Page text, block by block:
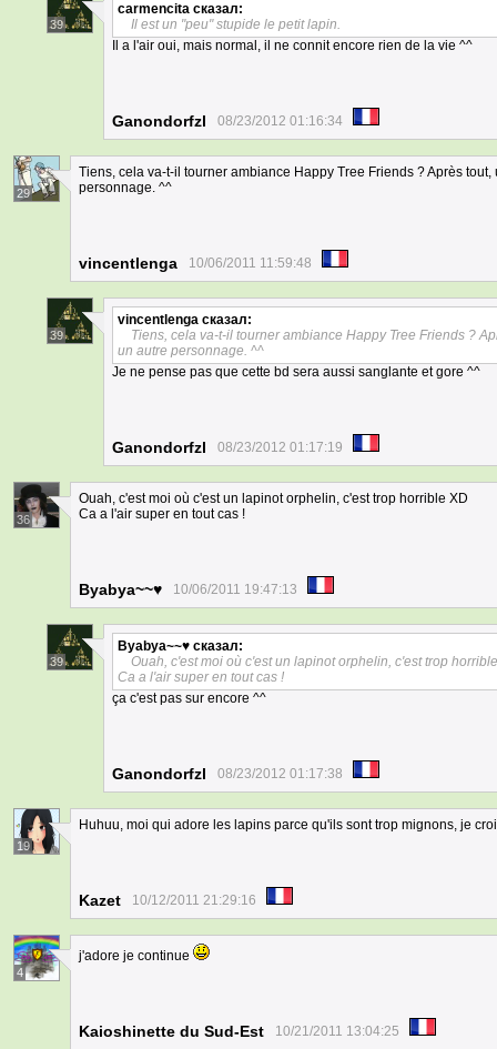
39
carmencita сказал:
Il est un "peu" stupide le petit lapin.
Il a l'air oui, mais normal, il ne connit encore rien de la vie ^^
Ganondorfzl 08/23/2012 01:16:34
29
Tiens, cela va-t-il tourner ambiance Happy Tree Friends ? Après
personnage. ^^
vincentlenga 10/06/2011 11:59:48
39
vincentlenga сказал:
Tiens, cela va-t-il tourner ambiance Happy Tree Friends ?
un autre personnage. ^^
Je ne pense pas que cette bd sera aussi sanglante et gore ^^
Ganondorfzl 08/23/2012 01:17:19
36
Ouah, c'est moi où c'est un lapinot orphelin, c'est trop horrible XD
Ca a l'air super en tout cas !
Byabya~~♥ 10/06/2011 19:47:13
39
Byabya~~♥ сказал:
Ouah, c'est moi où c'est un lapinot orphelin, c'est trop horrible
Ca a l'air super en tout cas !
ça c'est pas sur encore ^^
Ganondorfzl 08/23/2012 01:17:38
19
Huhuu, moi qui adore les lapins parce qu'ils sont trop mignons, je
Kazet 10/12/2011 21:29:16
4
j'adore je continue
Kaioshinette du Sud-Est 10/21/2011 13:04:25